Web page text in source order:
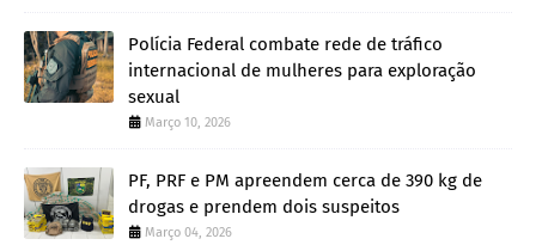
Polícia Federal combate rede de tráfico
internacional de mulheres para exploração
sexual
Março 10, 2026
PF, PRF e PM apreendem cerca de 390 kg de
drogas e prendem dois suspeitos
Março 04, 2026